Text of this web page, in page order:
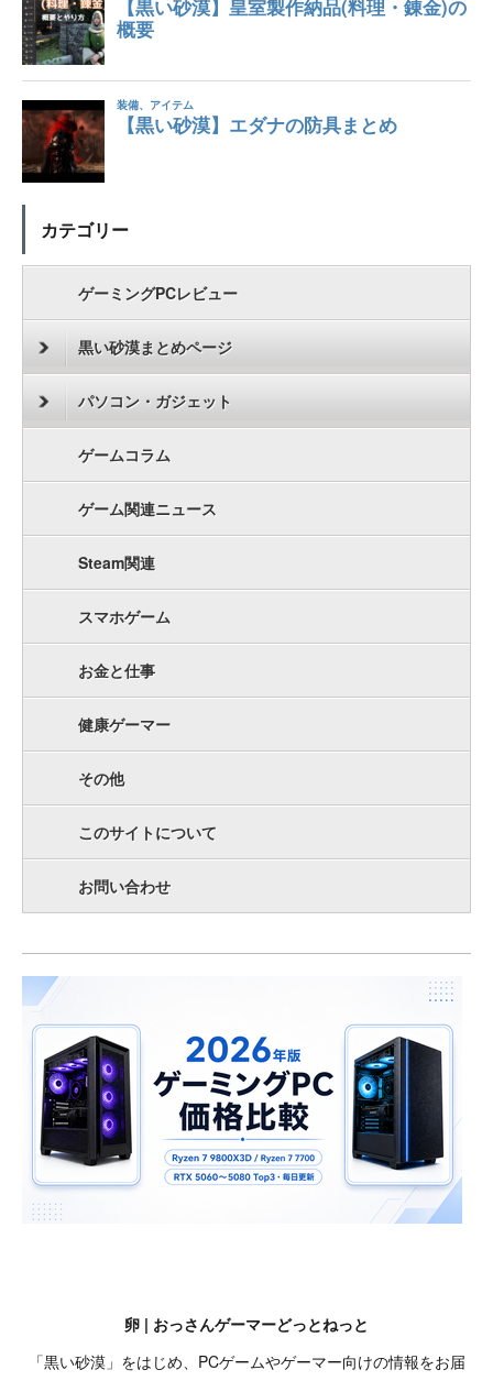
カテゴリー
ゲーミングPCレビュー
黒い砂漠まとめページ
パソコン・ガジェット
ゲームコラム
ゲーム関連ニュース
Steam関連
スマホゲーム
お金と仕事
健康ゲーマー
その他
このサイトについて
お問い合わせ
卵 | おっさんゲーマーどっとねっと
「黒い砂漠」をはじめ、PCゲームやゲーマー向けの情報をお届